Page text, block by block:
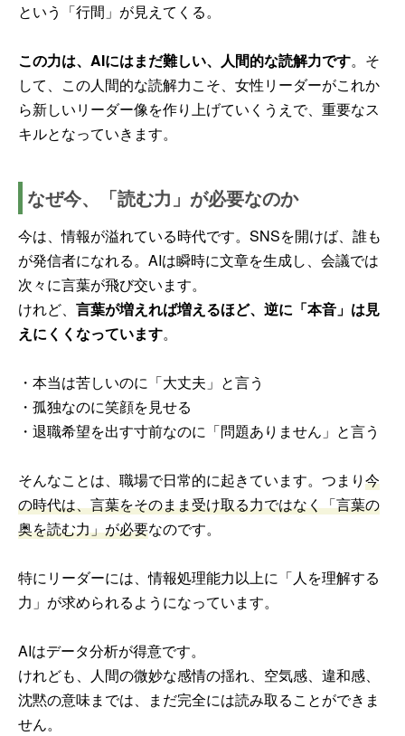
という「行間」が見えてくる。
この力は、AIにはまだ難しい、人間的な読解力です。そ
して、この人間的な読解力こそ、女性リーダーがこれか
ら新しいリーダー像を作り上げていくうえで、重要なス
キルとなっていきます。
なぜ今、「読む力」が必要なのか
今は、情報が溢れている時代です。SNSを開けば、誰も
が発信者になれる。AIは瞬時に文章を生成し、会議では
次々に言葉が飛び交います。
けれど、 言葉が増えれば増えるほど、逆に「本音」は見
えにくくなっています。
・本当は苦しいのに「大丈夫」と言う
・孤独なのに笑顔を見せる
・退職希望を出す寸前なのに「問題ありません」と言う
そんなことは、職場で日常的に起きています。つまり今
の時代は、言葉をそのまま受け取る力ではなく「言葉の
奥を読む力」が必要なのです。
特にリーダーには、情報処理能力以上に「人を理解する
力」が求められるようになっています。
AIはデータ分析が得意です。
けれども、人間の微妙な感情の揺れ、空気感、違和感、
沈黙の意味までは、まだ完全には読み取ることができま
せん。